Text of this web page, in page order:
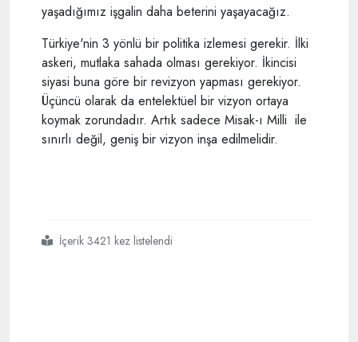
yaşadığımız işgalin daha beterini yaşayacağız.
Türkiye'nin 3 yönlü bir politika izlemesi gerekir. İlki
askeri, mutlaka sahada olması gerekiyor. İkincisi
siyasi buna göre bir revizyon yapması gerekiyor.
Üçüncü olarak da entelektüel bir vizyon ortaya
koymak zorundadır. Artık sadece Misak-ı Milli ile
sınırlı değil, geniş bir vizyon inşa edilmelidir.
#gazeteci
#
#musulİçerik 3421 kez listelendi